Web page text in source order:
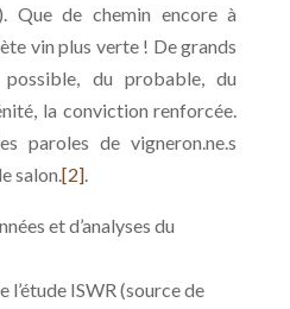
Que de chemin encore à
vin plus verte ! De grands
possible, du probable, du
la conviction renforcée.
paroles de vigneron.ne.s
salon. [2].
et d’analyses du
l’étude ISWR (source de